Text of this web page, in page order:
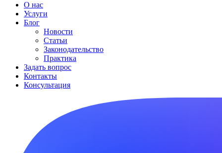
О нас
Услуги
Блог
Новости
Статьи
Законодательство
Практика
Задать вопрос
Контакты
Консультация